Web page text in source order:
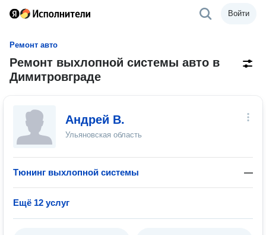
Войти
Ремонт авто
Ремонт выхлопной системы авто в
Димитровграде
Андрей В.
Ульяновская область
Тюнинг выхлопной системы —
Ещё 12 услуг